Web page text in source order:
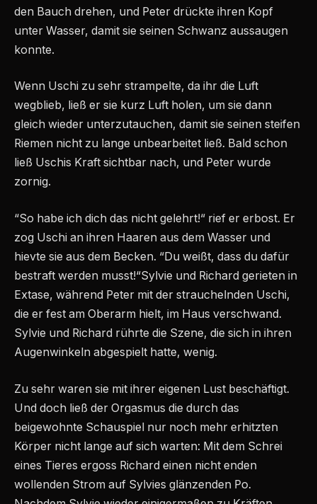
den Bauch drehen, und Peter drückte ihren Kopf
unter Wasser, damit sie seinen Schwanz aussaugen
konnte.
Wenn Uschi zu sehr strampelte, da ihr die Luft
wegblieb, ließ er sie kurz Luft holen, um sie dann
gleich wieder unterzutauchen, damit sie seinen steifen
Riemen nicht zu lange unbearbeitet ließ. Bald schon
ließ Uschis Kraft sichtbar nach, und Peter wurde
zornig.
“So habe ich dich das nicht gelehrt!“ rief er erbost. Er
zog Uschi an ihren Haaren aus dem Wasser und
hievte sie aus dem Becken. “Du weißt, dass du dafür
bestraft werden musst!“Sylvie und Richard gerieten in
Extase, während Peter mit der strauchelnden Uschi,
die er fest am Oberarm hielt, im Haus verschwand.
Sylvie und Richard rührte die Szene, die sich in ihren
Augenwinkeln abgespielt hatte, wenig.
Zu sehr waren sie mit ihrer eigenen Lust beschäftigt.
Und doch ließ der Orgasmus die durch das
beigewohnte Schauspiel nur noch mehr erhitzten
Körper nicht lange auf sich warten: Mit dem Schrei
eines Tieres ergoss Richard einen nicht enden
wollenden Strom auf Sylvies glänzenden Po.